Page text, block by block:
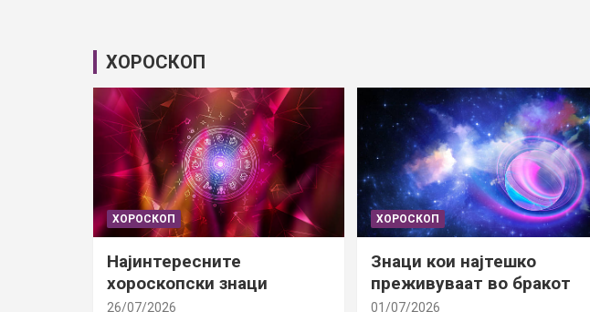
ХОРОСКОП
ХОРОСКОП
Најинтересните
хороскопски знаци
26/07/2026
ХОРОСКОП
Знаци кои најтешко
преживуваат во бракот
01/07/2026